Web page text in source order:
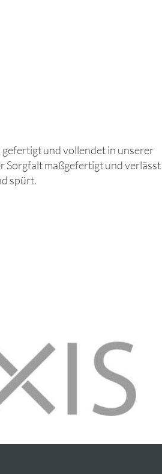
und vollendet in unserer
Sorgfalt maßgefertigt und
spürt.